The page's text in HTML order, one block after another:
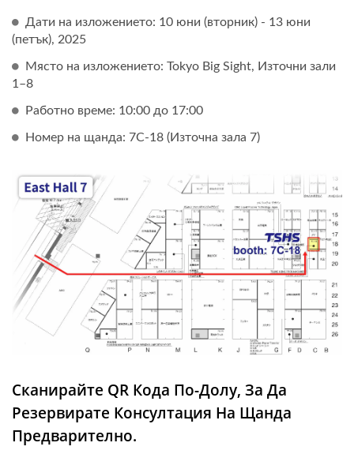
Дати на изложението: 10 юни (вторник) - 13 юни
(петък), 2025
Място на изложението: Tokyo Big Sight, Източни зали
1–8
Работно време: 10:00 до 17:00
Номер на щанда: 7C-18 (Източна зала 7)
Сканирайте QR Кода По-Долу, За Да
Резервирате Консултация На Щанда
Предварително.